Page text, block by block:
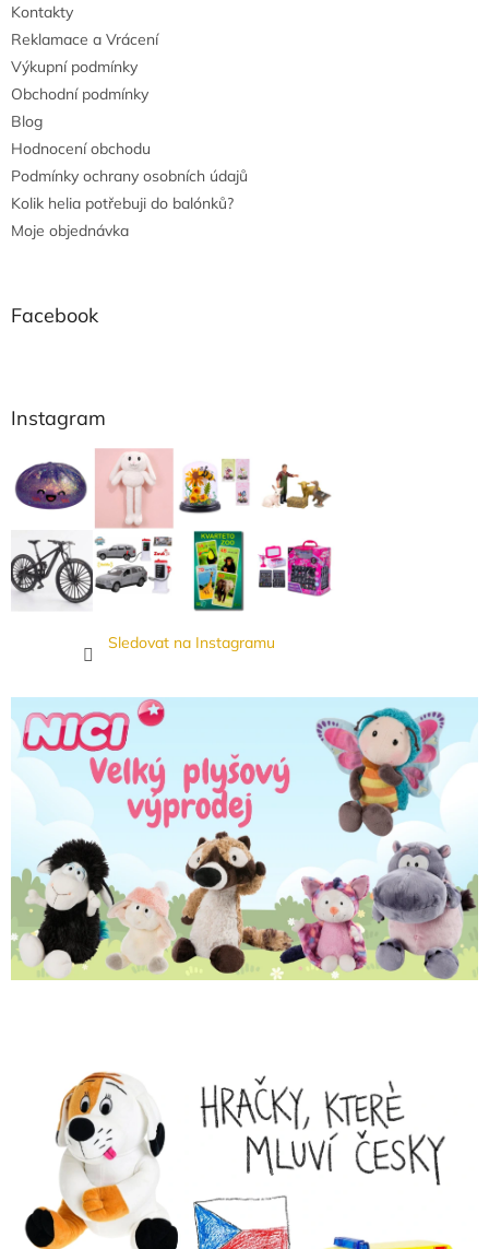
Kontakty
Reklamace a Vrácení
Výkupní podmínky
Obchodní podmínky
Blog
Hodnocení obchodu
Podmínky ochrany osobních údajů
Kolik helia potřebuji do balónků?
Moje objednávka
Facebook
Instagram
Sledovat na Instagramu